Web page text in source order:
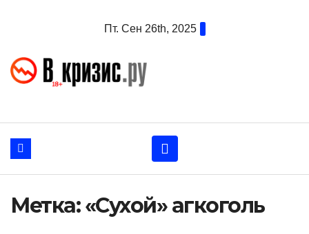
Пт. Сен 26th, 2025
Метка:«Cухой» агкоголь